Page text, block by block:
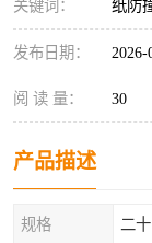
关键词： 纸防
发布日期： 2026-
阅 读 量： 30
产品描述
规格 二